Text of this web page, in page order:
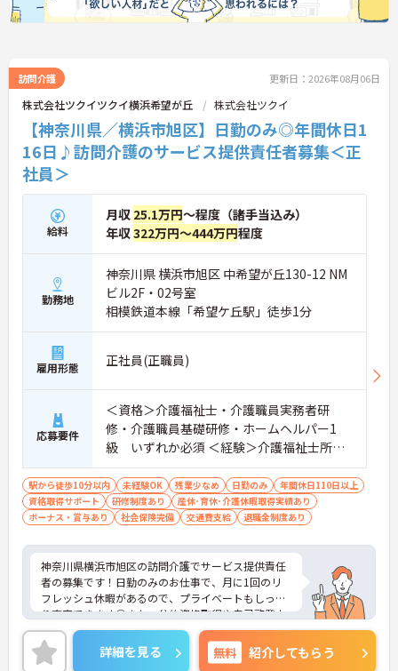
訪問介護 更新日：2026年08月06日
株式会社ツクイツクイ横浜希望が丘 株式会社ツクイ
【神奈川県／横浜市旭区】日勤のみ◎年間休日1
16日♪訪問介護のサービス提供責任者募集＜正
社員＞
給料
月収 25.1万円～程度（諸手当込み）
年収322万円～444万円程度
勤務地
神奈川県 横浜市旭区 中希望が丘130-12 NM
ビル2F・02号室
相模鉄道本線「希望ケ丘駅」徒歩1分
雇用形態 正社員(正職員)
応募要件
＜資格＞介護福祉士・介護職員実務者研
修・介護職員基礎研修・ホームヘルパー1
級 いずれか必須 ＜経験＞介護福祉士所持
者:介護実務経験3年以上 必須 介護福祉士
以外所持者:介護実務経験5年以上 必須
駅から徒歩10分以内 未経験OK 残業少なめ 日勤のみ
年間休日110日以上
資格取得サポート
研修制度あり
産休･育休･介護休暇取得実績あり
ボーナス・賞与あり
社会保険完備 交通費支給 退職金制度あり
神奈川県横浜市旭区の訪問介護でサービス提供責任
者の募集です！日勤のみのお仕事で、月に1回のリ
フレッシュ休暇があるので、プライベートもしっか
り充実できます◎また、公的資格取得や自己啓発支
援制度があるので、働きながらスキルアップを目指
せます♪ご興味のある方は、面接ポイントをお伝え
しますので、お気軽にご連絡ください。
詳細を見る 無料 紹介してもらう